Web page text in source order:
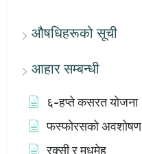
औषधिहरूको सूची
आहार सम्बन्धी
६-हप्ते कसरत योजना
फस्फोरसको अवशोषण
रक्सी र मधुमेह